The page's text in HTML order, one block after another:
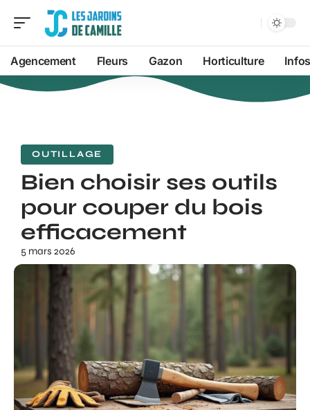
Agencement Fleurs Gazon Horticulture Infos
OUTILLAGE
Bien choisir ses outils
pour couper du bois
efficacement
5 mars 2026